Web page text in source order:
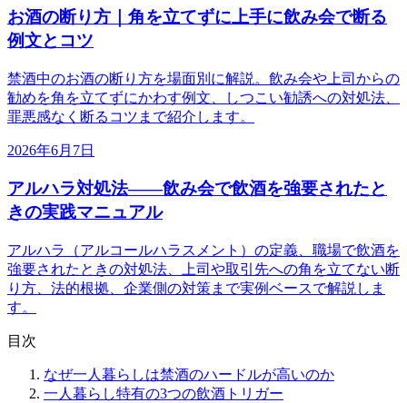
お酒の断り方｜角を立てずに上手に飲み会で断る
例文とコツ
禁酒中のお酒の断り方を場面別に解説。飲み会や上司からの
勧めを角を立てずにかわす例文、しつこい勧誘への対処法、
罪悪感なく断るコツまで紹介します。
2026年6月7日
アルハラ対処法——飲み会で飲酒を強要されたと
きの実践マニュアル
アルハラ（アルコールハラスメント）の定義、職場で飲酒を
強要されたときの対処法、上司や取引先への角を立てない断
り方、法的根拠、企業側の対策まで実例ベースで解説しま
す。
目次
なぜ一人暮らしは禁酒のハードルが高いのか
一人暮らし特有の3つの飲酒トリガー